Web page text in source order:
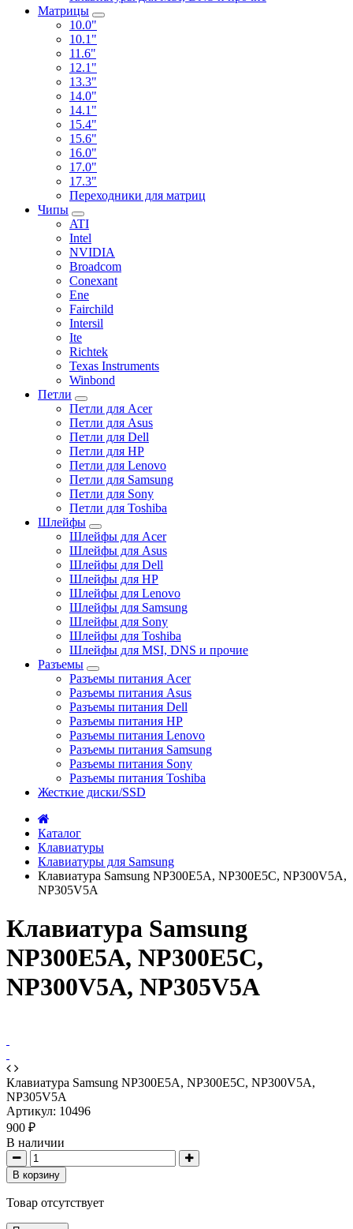
Матрицы
10.0"
10.1"
11.6"
12.1"
13.3"
14.0"
14.1"
15.4"
15.6"
16.0"
17.0"
17.3"
Переходники для матриц
Чипы
ATI
Intel
NVIDIA
Broadcom
Conexant
Ene
Fairchild
Intersil
Ite
Richtek
Texas Instruments
Winbond
Петли
Петли для Acer
Петли для Asus
Петли для Dell
Петли для HP
Петли для Lenovo
Петли для Samsung
Петли для Sony
Петли для Toshiba
Шлейфы
Шлейфы для Acer
Шлейфы для Asus
Шлейфы для Dell
Шлейфы для HP
Шлейфы для Lenovo
Шлейфы для Samsung
Шлейфы для Sony
Шлейфы для Toshiba
Шлейфы для MSI, DNS и прочие
Разъемы
Разъемы питания Acer
Разъемы питания Asus
Разъемы питания Dell
Разъемы питания HP
Разъемы питания Lenovo
Разъемы питания Samsung
Разъемы питания Sony
Разъемы питания Toshiba
Жесткие диски/SSD
Каталог
Клавиатуры
Клавиатуры для Samsung
Клавиатура Samsung NP300E5A, NP300E5C, NP300V5A,
NP305V5A
Клавиатура Samsung
NP300E5A, NP300E5C,
NP300V5A, NP305V5A
Клавиатура Samsung NP300E5A, NP300E5C, NP300V5A,
NP305V5A
Артикул: 10496
900 ₽
В наличии
В корзину
Товар отсутствует